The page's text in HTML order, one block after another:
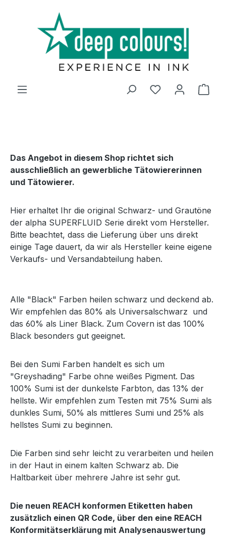
Zum Hauptinhalt springen
Das Angebot in diesem Shop richtet sich
ausschließlich an gewerbliche Tätowiererinnen
und Tätowierer.
Hier erhaltet Ihr die original Schwarz- und Grautöne
der alpha SUPERFLUID Serie direkt vom Hersteller.
Bitte beachtet, dass die Lieferung über uns direkt
einige Tage dauert, da wir als Hersteller keine eigene
Verkaufs- und Versandabteilung haben.
Alle "Black" Farben heilen schwarz und deckend ab.
Wir empfehlen das 80% als Universalschwarz und
das 60% als Liner Black. Zum Covern ist das 100%
Black besonders gut geeignet.
Bei den Sumi Farben handelt es sich um
"Greyshading" Farbe ohne weißes Pigment. Das
100% Sumi ist der dunkelste Farbton, das 13% der
hellste. Wir empfehlen zum Testen mit 75% Sumi als
dunkles Sumi, 50% als mittleres Sumi und 25% als
hellstes Sumi zu beginnen.
Die Farben sind sehr leicht zu verarbeiten und heilen
in der Haut in einem kalten Schwarz ab. Die
Haltbarkeit über mehrere Jahre ist sehr gut.
Die neuen REACH konformen Etiketten haben
zusätzlich einen QR Code, über den eine REACH
Konformitätserklärung mit Analysenauswertung